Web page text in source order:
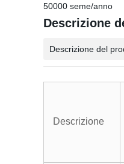
50000 seme/anno
Descrizione
Descrizione del
Descrizione